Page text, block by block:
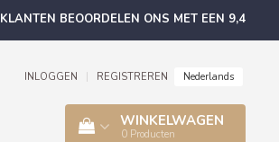
KLANTEN BEOORDELEN ONS MET EEN 9,4
INLOGGEN REGISTREREN Nederlands
WINKELWAGEN
0 Producten